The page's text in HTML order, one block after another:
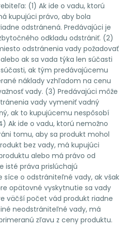
(1) Ak ide o vadu, ktorú
kupujúci právo, aby bola
odstránená. Predávajúci je
odkladu odstrániť. (2)
odstránenia vady požadovať
ak sa vada týka len súčasti
ak tým predávajúcemu
náklady vzhľadom na cenu
vady. (3) Predávajúci môže
vady vymeniť vadný
ak to kupujúcemu nespôsobí
Ak ide o vadu, ktorú nemožno
tomu, aby sa produkt mohol
bez vady, má kupujúci
alebo má právo od
isté práva prislúchajú
síce o odstrániteľné vady, ak však
opätovné vyskytnutie sa vady
väčší počet vád produkt riadne
neodstrániteľné vady, má
zľavu z ceny produktu.